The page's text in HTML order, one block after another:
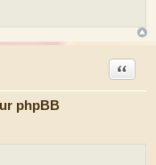
phpBB
Citation